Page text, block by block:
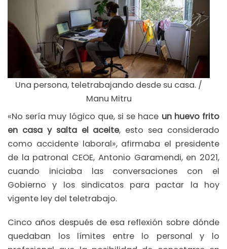
Una persona, teletrabajando desde su casa. /
Manu Mitru
«No sería muy lógico que, si se hace un huevo frito
en casa y salta el aceite, esto sea considerado
como accidente laboral», afirmaba el presidente
de la patronal CEOE, Antonio Garamendi, en 2021,
cuando iniciaba las conversaciones con el
Gobierno y los sindicatos para pactar la hoy
vigente ley del teletrabajo.
Cinco años después de esa reflexión sobre dónde
quedaban los límites entre lo personal y lo